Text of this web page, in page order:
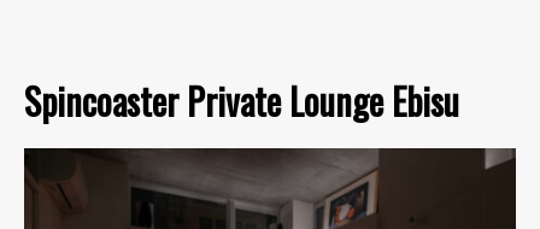
Spincoaster Private Lounge Ebisu